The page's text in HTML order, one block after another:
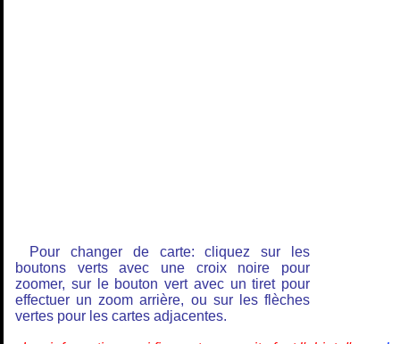
Pour changer de carte: cliquez sur les
boutons verts avec une croix noire pour
zoomer, sur le bouton vert avec un tiret pour
effectuer un zoom arrière, ou sur les flèches
vertes pour les cartes adjacentes.